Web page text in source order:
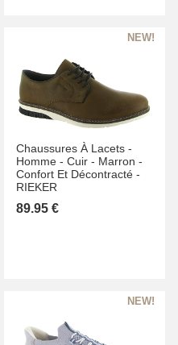
Chaussures À Lacets -
Homme - Cuir - Marron -
Confort Et Décontracté -
RIEKER
89.95 €